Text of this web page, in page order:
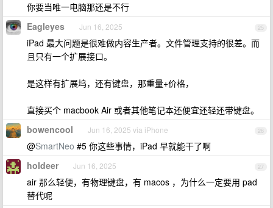
你要当唯一电脑那还是不行
25
Eagleyes Jun 16, 2025
iPad 最大问题是很难做内容生产者。文件管理支持的很差。而
且只有一个扩展接口。
是这样有扩展坞，还有键盘，那重量+价格，
直接买个 macbook Air 或者其他笔记本还便宜还轻还带键盘。
26
bowencool Jun 16, 2025 via iPhone
@SmartNeo #5 你这些事情，iPad 早就能干了啊
27
holdeer Jun 16, 2025
air 那么轻便，有物理键盘，有 macos ，为什么一定要用 pad
替代呢